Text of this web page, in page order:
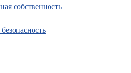
собственность